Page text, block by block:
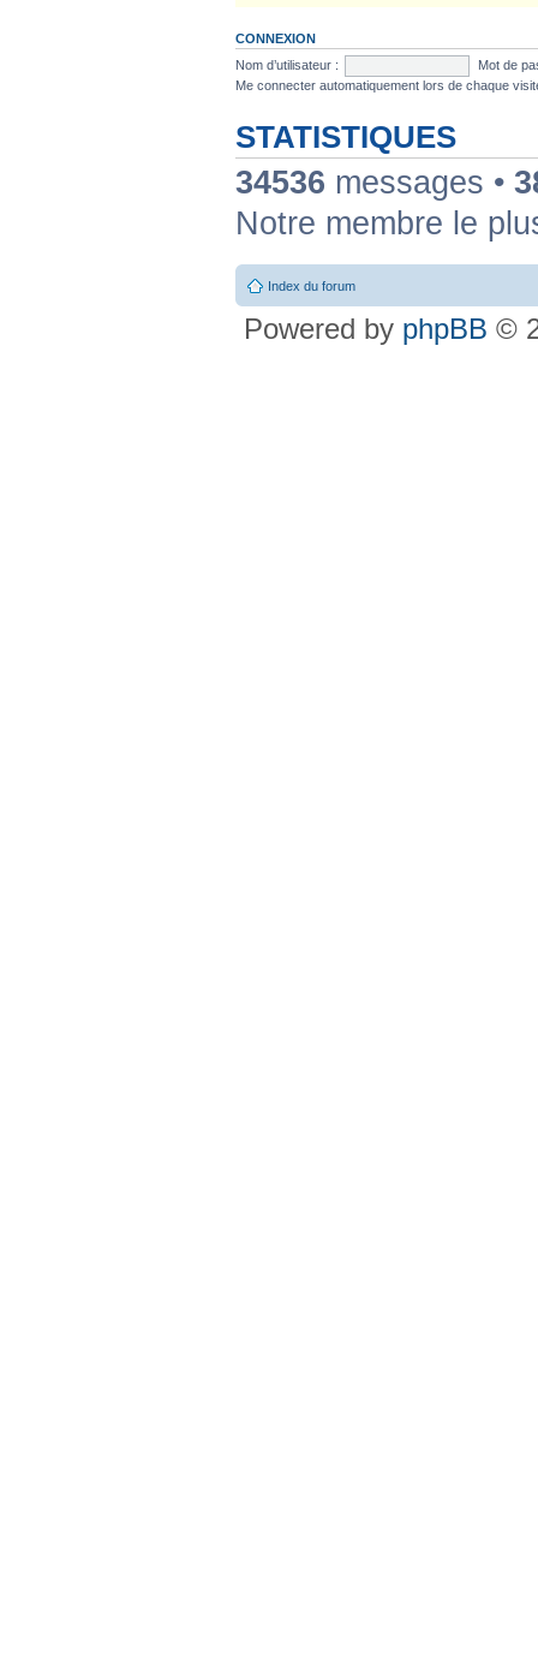
CONNEXION
Nom d’utilisateur :
Mot de
Me connecter automatiquement lors de chaque
STATISTIQUES
34536 messages •
Notre membre le
Index du forum
Powered by phpBB ©